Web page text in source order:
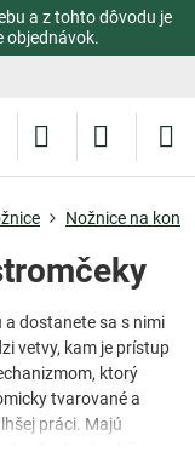
a z tohto dôvodu je
objednávok.
Nožnice na
dostanete sa s nimi
vetvy, kam je prístup
ktorý
tvarované a
práci. Majú